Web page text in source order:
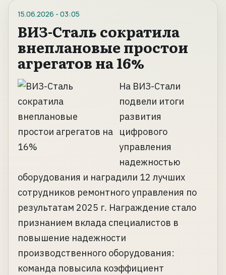
15.06.2026 - 03:05
ВИЗ-Сталь сократила
внеплановые простои
агрегатов на 16%
На ВИЗ-Стали
подвели итоги
развития
цифрового
управления
надежностью
оборудования и наградили 12 лучших
сотрудников ремонтного управления по
результатам 2025 г. Награждение стало
признанием вклада специалистов в
повышение надежности
производственного оборудования:
команда повысила коэффициент